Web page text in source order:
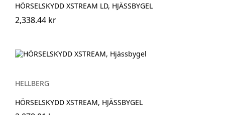
HÖRSELSKYDD XSTREAM LD, HJÄSSBYGEL
2,338.44 kr
HELLBERG
HÖRSELSKYDD XSTREAM, HJÄSSBYGEL